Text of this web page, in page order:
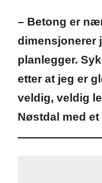
– Betong er
dimensjonerer
planlegger.
etter at jeg er
veldig, veldig
Nøstdal med